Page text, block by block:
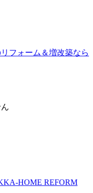
フォーム＆増改築なら
HOME REFORM